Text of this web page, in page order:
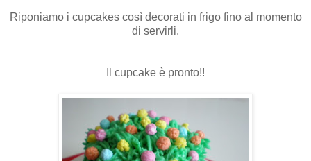
Riponiamo i cupcakes così decorati in frigo fino al momento
di servirli.
Il cupcake è pronto!!